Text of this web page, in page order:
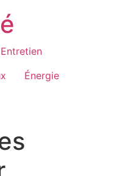
Entretien
Énergie